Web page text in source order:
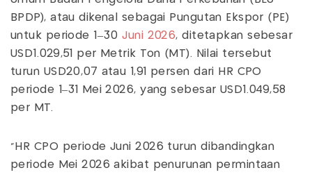
BPDP), atau dikenal sebagai Pungutan Ekspor (PE)
untuk periode 1–30Juni 2026, ditetapkan sebesar
USD1.029,51 per Metrik Ton (MT). Nilai tersebut
turun USD20,07 atau 1,91 persen dari HR CPO
periode 1–31 Mei 2026, yang sebesar USD1.049,58
per MT.
“HR CPO periode Juni 2026 turun dibandingkan
periode Mei 2026 akibat penurunan permintaan